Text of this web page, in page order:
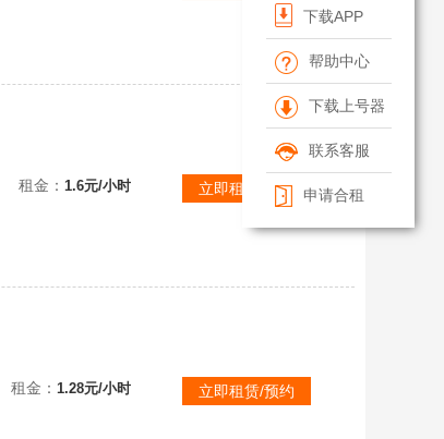
下载APP
帮助中心
下载上号器
联系客服
申请合租
租金： 1.6元/小时 立即租赁/预约
租金： 1.28元/小时 立即租赁/预约